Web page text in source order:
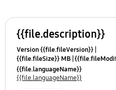
{{file.description}}
Version {{file.fileVersion}}
{{file.fileSize}} MB
{{file.osNames}}
{{file.languageName}}
{{file.languageName}}